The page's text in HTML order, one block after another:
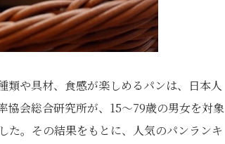
類や具材、食感が楽しめるパンは、日本人
協会総合研究所が、15～79歳の男女を対象
た。その結果をもとに、人気のパンランキ